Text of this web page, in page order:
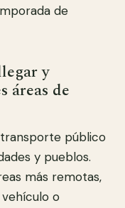
de
y
áreas de
público
y pueblos.
más remotas,
o